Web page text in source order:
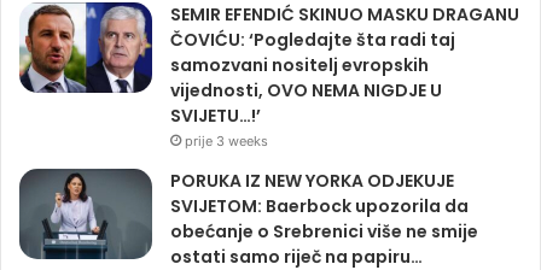
SEMIR EFENDIĆ SKINUO MASKU DRAGANU
ČOVIĆU: ‘Pogledajte šta radi taj
samozvani nositelj evropskih
vijednosti, OVO NEMA NIGDJE U
SVIJETU…!’
prije 3 weeks
PORUKA IZ NEW YORKA ODJEKUJE
SVIJETOM: Baerbock upozorila da
obećanje o Srebrenici više ne smije
ostati samo riječ na papiru…